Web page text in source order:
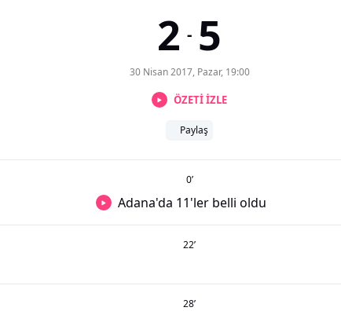
2 - 5
30 Nisan 2017, Pazar, 19:00
ÖZETİ İZLE
Paylaş
0’
Adana'da 11'ler belli oldu
22’
28’